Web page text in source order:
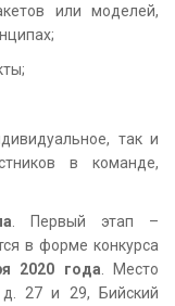
или моделей,
так и
в команде,
. Первый этап –
в форме конкурса
2020 года . Место
д. 27 и 29, Бийский